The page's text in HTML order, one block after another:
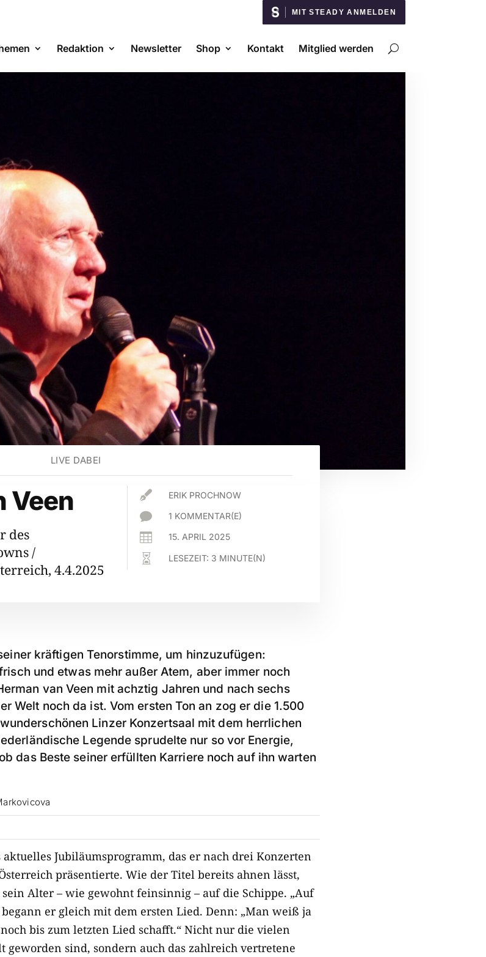
MIT STEADY ANMELDEN
Redaktion Newsletter Shop Kontakt Mitglied werden
LIVE DABEI
Veen
des
/
4.4.2025
 ERIK PROCHNOW
 1 KOMMENTAR(E)
 15. APRIL 2025
 LESEZEIT: 3 MINUTE(N)
kräftigen Tenorstimme, um hinzuzufügen:
und etwas mehr außer Atem, aber immer noch
van Veen mit achztig Jahren und nach sechs
Welt noch da ist. Vom ersten Ton an zog er die 1.500
Linzer Konzertsaal mit dem herrlichen
Legende sprudelte nur so vor Energie,
das Beste seiner erfüllten Karriere noch auf ihn warten
aktuelles Jubiläumsprogramm, das er nach drei Konzerten
präsentierte. Wie der Titel bereits ahnen lässt,
Alter – wie gewohnt feinsinnig – auf die Schippe. „Auf
er gleich mit dem ersten Lied. Denn: „Man weiß ja
bis zum letzten Lied schafft.“ Nicht nur die vielen
geworden sind, sondern auch das zahlreich vertretene